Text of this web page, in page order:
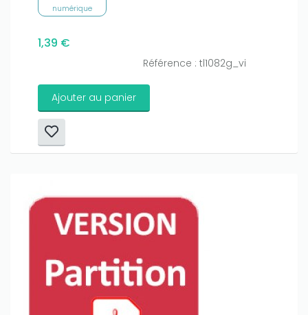
numérique
1,39 €
Référence : tl1082g_vi
Ajouter au panier